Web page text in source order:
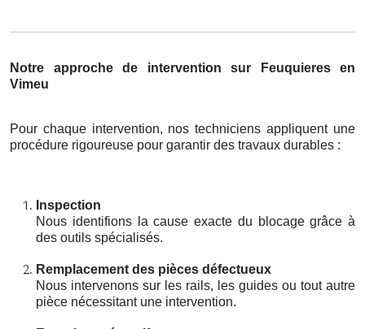
Notre approche de intervention sur Feuquieres en
Vimeu
Pour chaque intervention, nos techniciens appliquent une
procédure rigoureuse pour garantir des travaux durables :
Inspection
Nous identifions la cause exacte du blocage grâce à
des outils spécialisés.
Remplacement des pièces défectueux
Nous intervenons sur les rails, les guides ou tout autre
pièce nécessitant une intervention.